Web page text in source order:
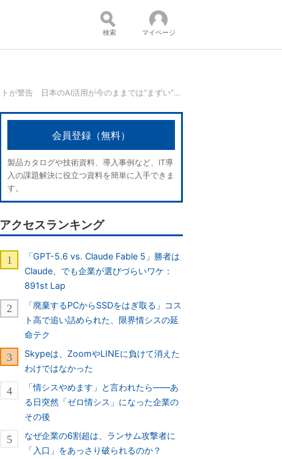
コンテンツ：
検索 マイページ
アナリストが警告 日本のAI活用が今のままでは“まずい”ワケ
会員登録（無料）
製品カタログや技術資料、導入事例など、IT導
入の課題解決に役立つ資料を簡単に入手できま
す。
アクセスランキング
「GPT-5.6 vs. Claude Fable 5」勝者は
Claude、でも企業が選びづらいワケ：
891st Lap
「廃棄するPCからSSDをはぎ取る」コス
ト高で追い詰められた、限界情シスの延
命テク
Skypeは、ZoomやLINEに負けて消えた
わけではなかった
「情シスやめます」と言われたら――あ
る日突然「ゼロ情シス」になった企業の
その後
なぜ企業の6割超は、ランサム攻撃者に
「入口」をあっさり破られるのか？